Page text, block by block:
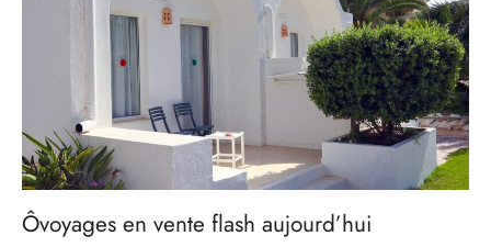
Ôvoyages en vente flash aujourd’hui